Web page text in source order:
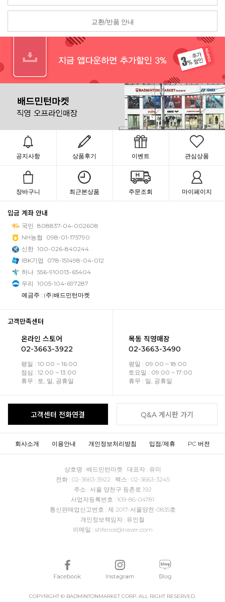
교환/반품 안내
공지사항 상품후기 이벤트 관심상품
장바구니 최근본상품 주문조회 마이페이지
입금 계좌 안내
국민 808837-04-002608
NH농협
098-01-175790
신한 100-026-840244
IBK기업
078-151498-04-012
하나 556-910013-65404
우리 1005-104-697287
예금주 : (주)배드민턴마켓
고객만족센터
온라인 스토어
02-3663-3922
평일 : 10:00 ~ 16:00
점심 : 12:00 ~ 13:00
휴무 : 토, 일, 공휴일
목동 직영매장
02-3663-3490
평일 : 09:00 ~ 18:00
토요일 : 09:00 ~ 17:00
휴무 : 일, 공휴일
고객센터 전화연결 Q&A 게시판 가기
회사소개 이용안내 개인정보처리방침 입점/제휴 PC 버전
상호명 : 배드민턴마켓 대표자 : 유미
전화 : 02-3663-3922 팩스 : 02-3663-3245
주소 : 서울 양천구 등촌로 192
사업자등록번호 : 109-86-04781
통신판매업신고번호 : 제 2017-서울양천-0835호
개인정보책임자 : 유인철
이메일 : shfence@naver.com
COPYRIGHT © BADMINTONMARKET CORP. ALL RIGHT RESERVED.